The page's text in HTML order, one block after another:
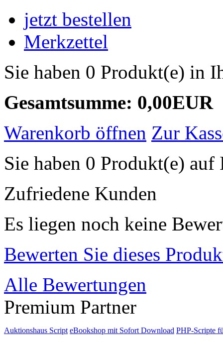
jetzt bestellen
Merkzettel
Sie haben 0 Produkt(e) in
Gesamtsumme: 0,00EUR
Warenkorb öffnen Zur
Sie haben 0 Produkt(e)
Zufriedene Kunden
Es liegen noch keine
Bewerten Sie dieses
Alle Bewertungen
Premium Partner
Auktionshaus Script eBookshop mit Sofort Download PHP-Scripte